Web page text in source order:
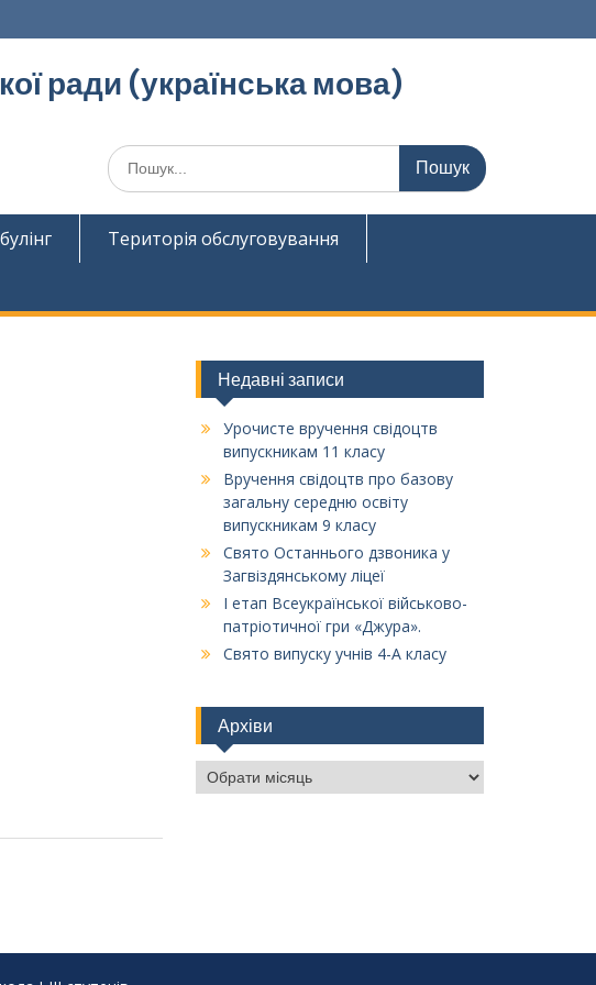
ради (українська мова)
Шукати:
Територія обслуговування
Недавні записи
Урочисте вручення свідоцтв
випускникам 11 класу
Вручення свідоцтв про базову
загальну середню освіту
випускникам 9 класу
Свято Останнього дзвоника у
Загвіздянському ліцеї
І етап Всеукраїнської військово-
патріотичної гри «Джура».
Свято випуску учнів 4-А класу
Архіви
Архіви